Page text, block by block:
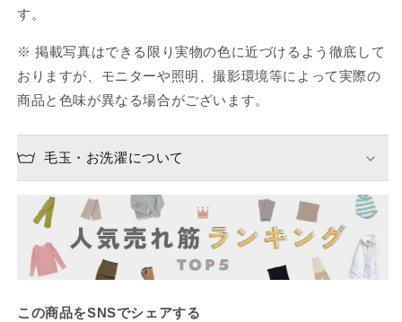
す。
※ 掲載写真はできる限り実物の色に近づけるよう徹底して
おりますが、モニターや照明、撮影環境等によって実際の
商品と色味が異なる場合がございます。
毛玉・お洗濯について
この商品をSNSでシェアする